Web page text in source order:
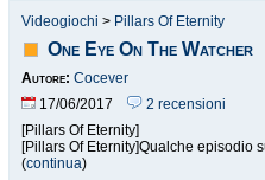
Videogiochi > Pillars Of Eternity
One Eye On The Watcher
Autore: Cocever
17/06/2017
2 recensioni
[Pillars Of Eternity]
[Pillars Of Eternity]Qualche episodio
(continua)